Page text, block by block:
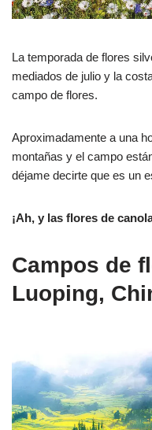
La temporada de flores
mediados de julio y la
campo de flores.
Aproximadamente a una
montañas y el campo
déjame decirte que es un
¡Ah, y las flores de
Campos de
Luoping,